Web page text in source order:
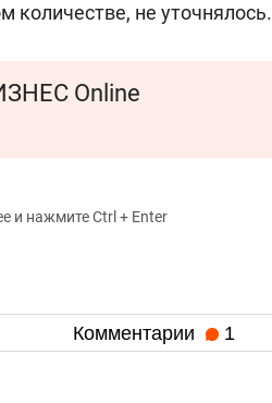
количестве, не уточнялось.
Online
и нажмите Ctrl + Enter
Комментарии 1